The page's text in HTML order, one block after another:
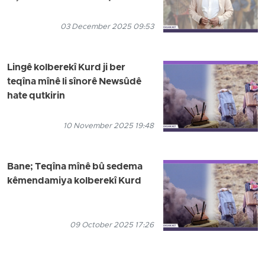
03 December 2025 09:53
Lingê kolberekî Kurd ji ber
teqîna mînê li sînorê Newsûdê
hate qutkirin
10 November 2025 19:48
Bane; Teqîna mînê bû sedema
kêmendamiya kolberekî Kurd
09 October 2025 17:26